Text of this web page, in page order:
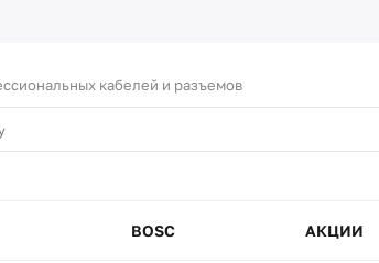
кабелей и разъемов
BOSC АКЦИИ